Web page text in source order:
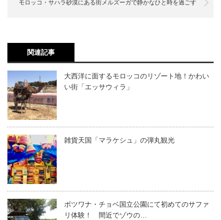
モロッコ・サハラ砂漠にある街メルズーガで静かなひと時を過ごす
関連記事
大西洋に面するモロッコのリゾート地！かわい
い街「エッサウィラ」
雑貨天国「マラケシュ」の弾丸観光
ボツワナ・チョベ国立公園にて初めてのサファ
リ体験！ 間近でゾウの…